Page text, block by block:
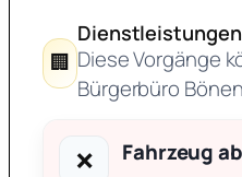
🏢 Diese Vorgänge
Bürgerbüro
❌
Fahrzeug